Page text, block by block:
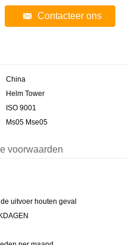
Contacteer ons
China
Helm Tower
ISO 9001
Ms05 Mse05
voorwaarden
uitvoer houten geval